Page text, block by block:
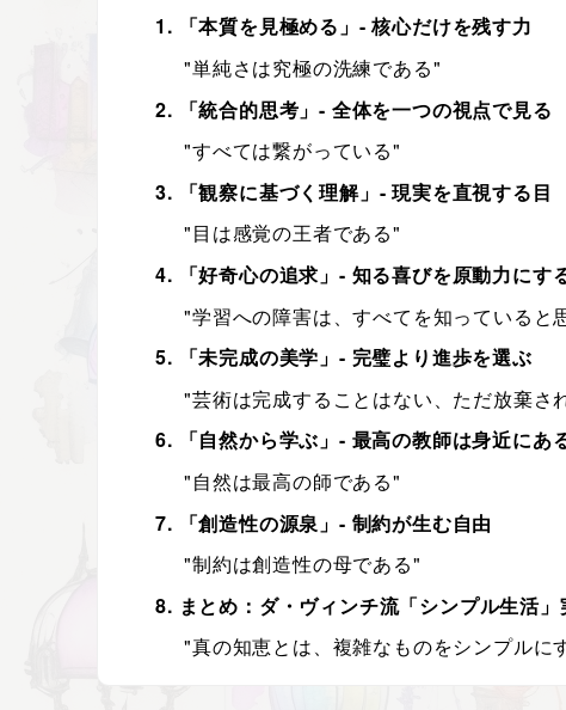
1. 「本質を見極める」- 核心だけを残す力
"単純さは究極の洗練である"
2. 「統合的思考」- 全体を一つの視点で見る
"すべては繋がっている"
3. 「観察に基づく理解」- 現実を直視する目
"目は感覚の王者である"
4. 「好奇心の追求」- 知る喜びを原動力にす
"学習への障害は、すべてを知っていると
5. 「未完成の美学」- 完璧より進歩を選ぶ
"芸術は完成することはない、ただ放棄さ
6. 「自然から学ぶ」- 最高の教師は身近にあ
"自然は最高の師である"
7. 「創造性の源泉」- 制約が生む自由
"制約は創造性の母である"
8. まとめ：ダ・ヴィンチ流「シンプル生活」
"真の知恵とは、複雑なものをシンプルに